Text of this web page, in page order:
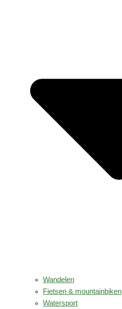
Wandelen
Fietsen & mountainbiken
Watersport